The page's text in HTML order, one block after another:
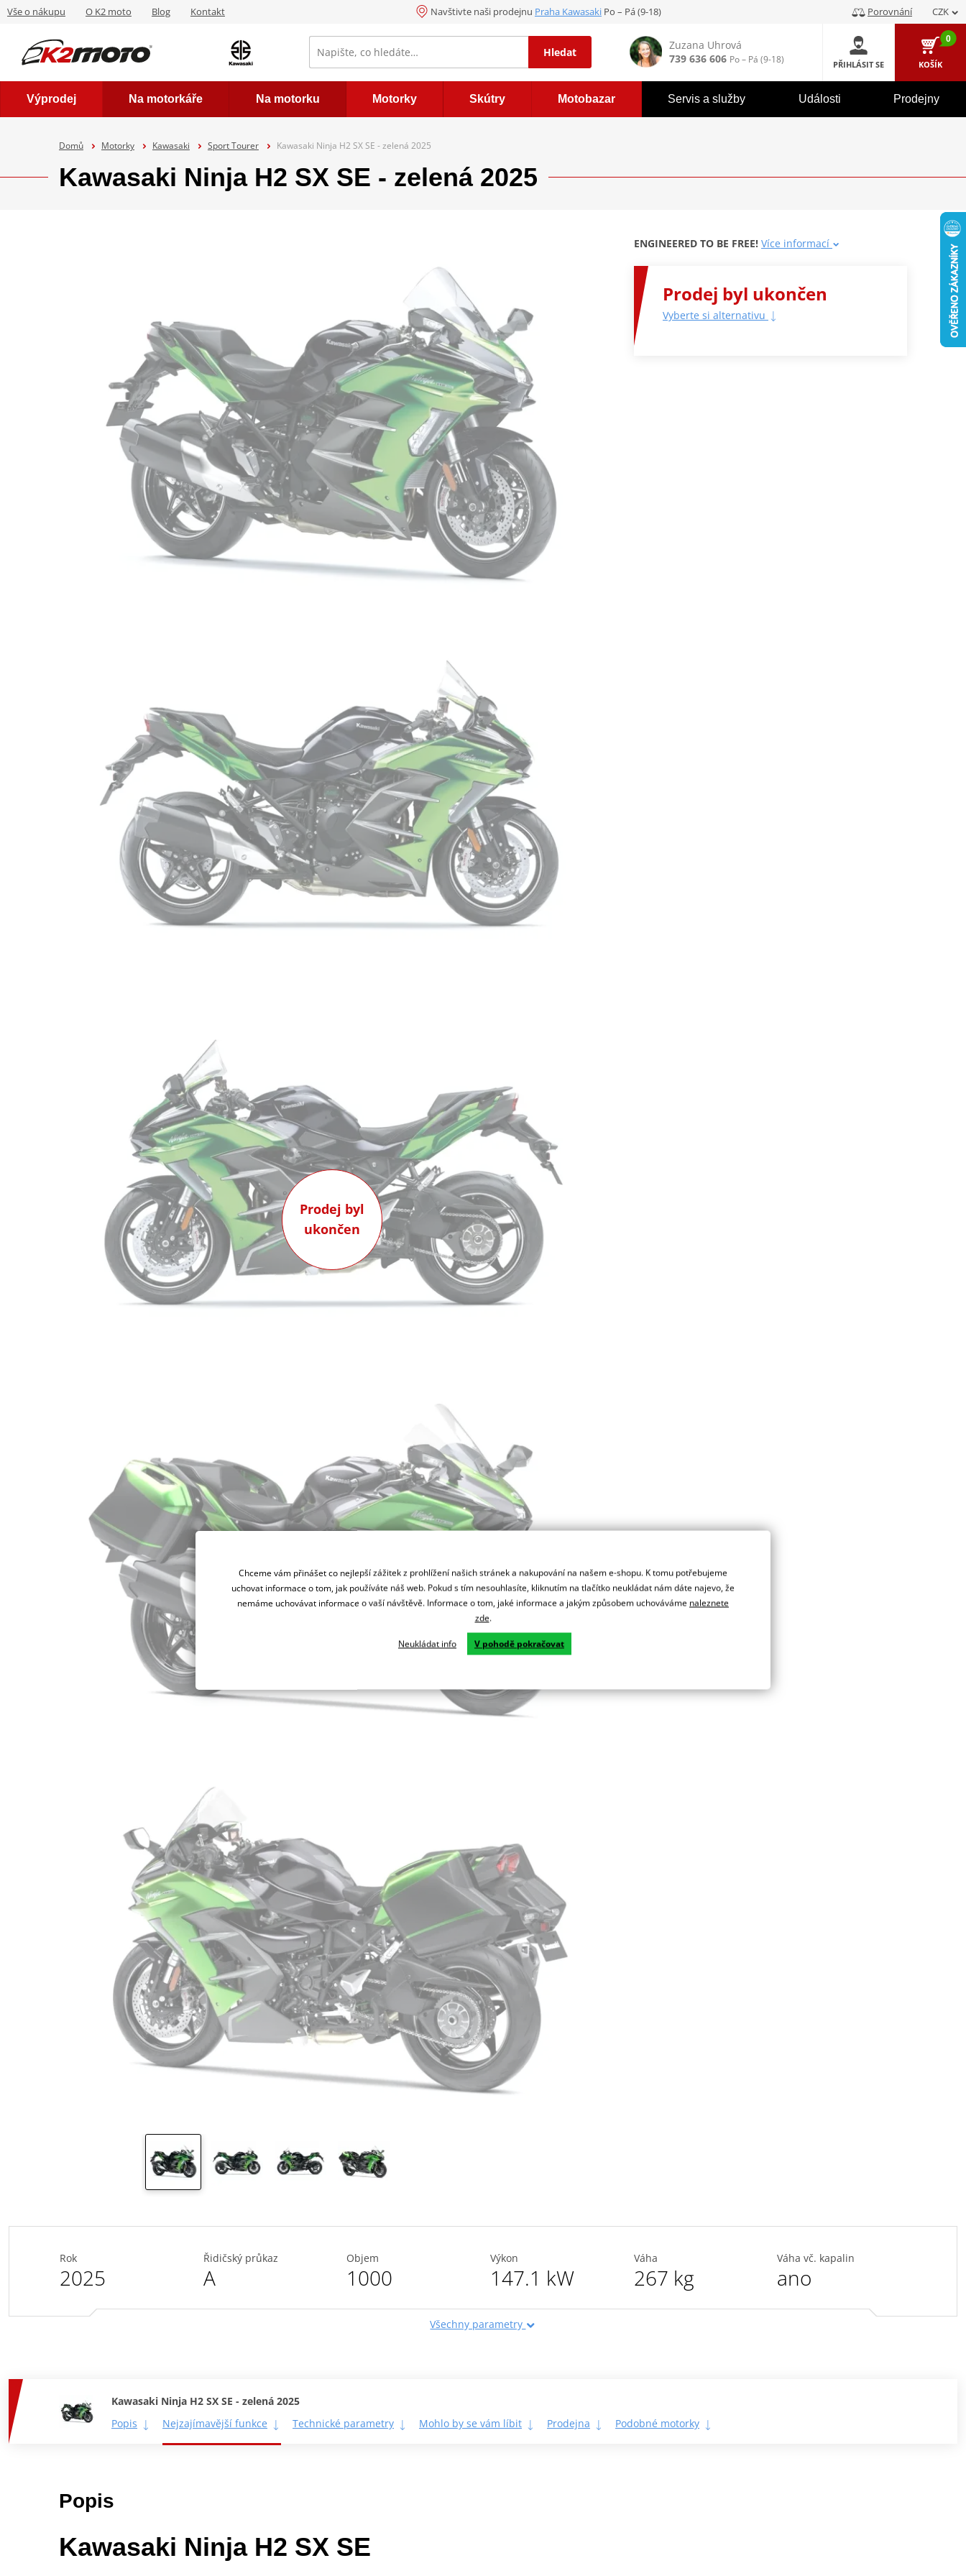
Vše o nákupu O K2 moto Blog Kontakt Navštivte naši prodejnu Praha KawasakiPo – Pá (9-18) Porovnání CZK
Hledat
Zuzana Uhrová
739 636 606 Po – Pá (9-18) PŘIHLÁSIT SE
0
KOŠÍK
Výprodej Na motorkáře Na motorku Motorky Skútry Motobazar Servis a služby Události Prodejny
Domů Motorky Kawasaki Sport Tourer Kawasaki Ninja H2 SX SE - zelená 2025
Kawasaki Ninja H2 SX SE - zelená 2025
Prodej byl
ukončen
ENGINEERED TO BE FREE! Více informací
Prodej byl ukončen
Vyberte si alternativu
Rok
2025
Řidičský průkaz
A
Objem
1000
Výkon
147.1 kW
Váha
267 kg
Váha vč. kapalin
ano
Všechny parametry
Kawasaki Ninja H2 SX SE - zelená 2025
Popis
Nejzajímavější funkce Technické parametry Mohlo by se vám líbit Prodejna Podobné motorky
Popis
Kawasaki Ninja H2 SX SE
Chceme vám přinášet co nejlepší zážitek z prohlížení našich stránek a nakupování na našem e-shopu. K tomu potřebujeme
uchovat informace o tom, jak používáte náš web. Pokud s tím nesouhlasíte, kliknutím na tlačítko neukládat nám dáte najevo, že
nemáme uchovávat informace o vaší návštěvě. Informace o tom, jaké informace a jakým způsobem uchováváme naleznete
zde.
Neukládat info V pohodě pokračovat